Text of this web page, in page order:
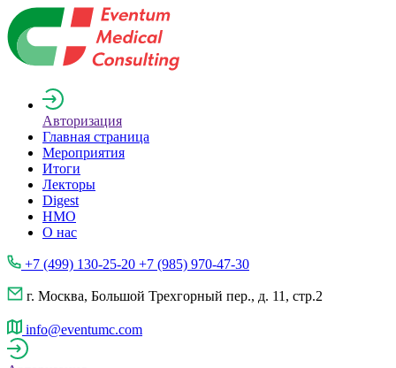
Авторизация
Главная страница
Мероприятия
Итоги
Лекторы
Digest
НМО
О нас
+7 (499) 130-25-20 +7 (985) 970-47-30
г. Москва, Большой Трехгорный пер., д. 11, стр.2
info@eventumc.com